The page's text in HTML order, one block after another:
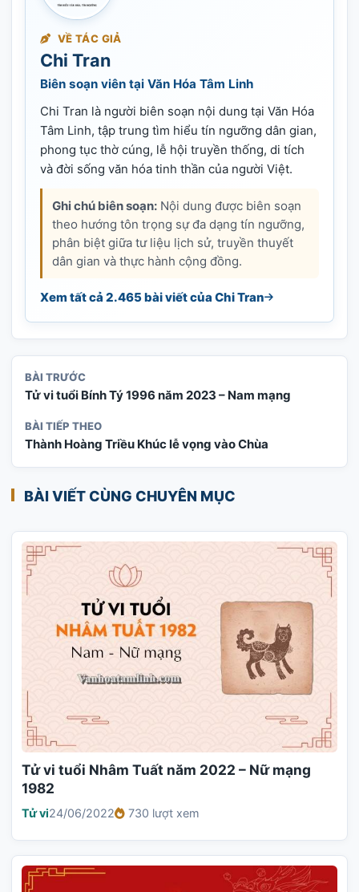
VỀ TÁC GIẢ
Chi Tran
Biên soạn viên tại Văn Hóa Tâm Linh
Chi Tran là người biên soạn nội dung tại Văn Hóa
Tâm Linh, tập trung tìm hiểu tín ngưỡng dân gian,
phong tục thờ cúng, lễ hội truyền thống, di tích
và đời sống văn hóa tinh thần của người Việt.
Ghi chú biên soạn: Nội dung được biên soạn
theo hướng tôn trọng sự đa dạng tín ngưỡng,
phân biệt giữa tư liệu lịch sử, truyền thuyết
dân gian và thực hành cộng đồng.
Xem tất cả 2.465 bài viết của Chi Tran
BÀI TRƯỚC
Tử vi tuổi Bính Tý 1996 năm 2023 – Nam mạng
BÀI TIẾP THEO
Thành Hoàng Triều Khúc lễ vọng vào Chùa
BÀI VIẾT CÙNG CHUYÊN MỤC
Tử vi tuổi Nhâm Tuất năm 2022 – Nữ mạng
1982
Tử vi24/06/2022 730 lượt xem